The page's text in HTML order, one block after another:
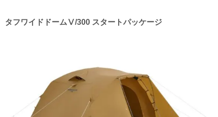
タフワイドドームⅤ/300 スタートパッケージ